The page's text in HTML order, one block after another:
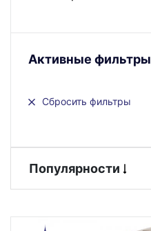
Активные фильтры
Сбросить фильтры
Популярности